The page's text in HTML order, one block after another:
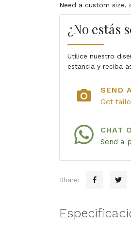
Need a custom size,
¿No estás
Utilice nuestro
estancia y reciba
photo_camera SEND
Get
CHAT
Send a
Share: